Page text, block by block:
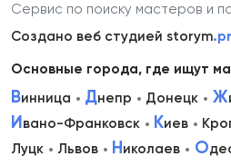
Сервис по поиску мастеров и
Создано веб студией storym
Основные города, где ищут
Винница Днепр Донецк Ж
Ивано-Франковск Киев
Луцк
Львов Николаев О